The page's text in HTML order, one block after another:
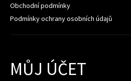
Obchodní podmínky
Podmínky ochrany osobních údajů
MŮJ ÚČET